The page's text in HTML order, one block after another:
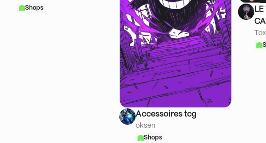
Shops
Accessoires tcg
oksen
Shops
LE